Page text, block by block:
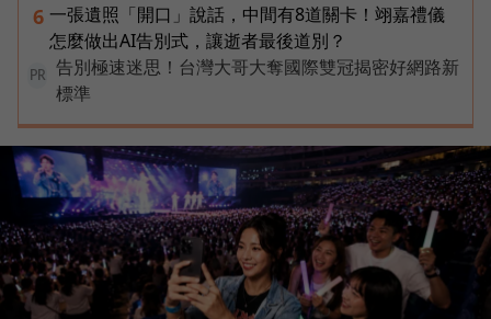
6 一張遺照「開口」說話，中間有8道關卡！翊嘉禮儀
怎麼做出AI告別式，讓逝者最後道別？
PR
告別極速迷思！台灣大哥大奪國際雙冠揭密好網路新
標準